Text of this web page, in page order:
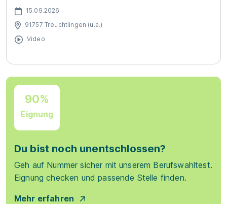
15.09.2026
91757 Treuchtlingen (u.a.)
Video
90%
Eignung
Du bist noch unentschlossen?
Geh auf Nummer sicher mit unserem Berufswahltest.
Eignung checken und passende Stelle finden.
Mehr erfahren